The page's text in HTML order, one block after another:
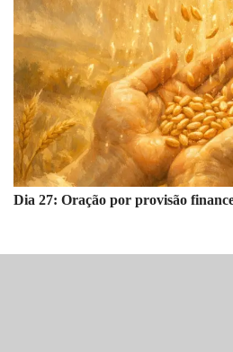
Dia 27: Oração por provisão